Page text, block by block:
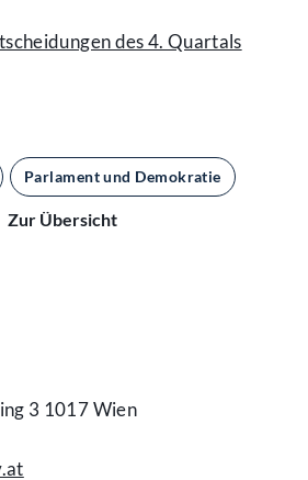
des 4. Quartals
Parlament und Demokratie
Zur Übersicht
3 1017 Wien